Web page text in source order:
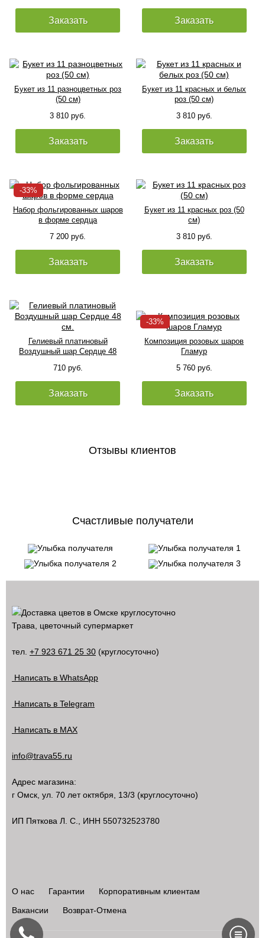
Заказать Заказать
Букет из 11 разноцветных роз
(50 см)
3 810 руб.
Заказать
Букет из 11 красных и белых
роз (50 см)
3 810 руб.
Заказать
Набор фольгированных шаров
в форме сердца
7 200 руб.
Заказать
Букет из 11 красных роз (50
см)
3 810 руб.
Заказать
Гелиевый платиновый
Воздушный шар Сердце 48
710 руб.
Заказать
Композиция розовых шаров
Гламур
5 760 руб.
Заказать
Отзывы клиентов
Счастливые получатели
Трава, цветочный супермаркет
тел. +7 923 671 25 30 (круглосуточно)
Написать в WhatsApp
Написать в Telegram
Написать в MAX
info@trava55.ru
Адрес магазина:
г Омск ул. 70 лет октября, 13/3 (круглосуточно)
ИП Пяткова Л. С., ИНН 550732523780
О нас Гарантии
Корпоративным клиентам
Вакансии
Возврат-Отмена